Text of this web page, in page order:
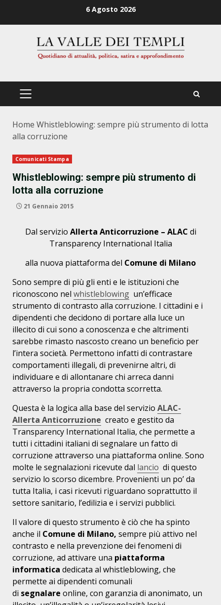
6 Agosto 2026
PRIMÄRES
Home Whistleblowing: sempre più strumento di lotta
alla corruzione
Comunicati Stampa
Whistleblowing: sempre più strumento di
lotta alla corruzione
21 Gennaio 2015
Dal servizio Allerta Anticorruzione – ALAC di
Transparency International Italia
alla nuova piattaforma del Comune di Milano
Sono sempre di più gli enti e le istituzioni che
riconoscono nel whistleblowing un’efficace
strumento di contrasto alla corruzione. I cittadini e i
dipendenti che decidono di portare alla luce un
illecito di cui sono a conoscenza e che altrimenti
sarebbe rimasto nascosto creano un beneficio per
l’intera società. Permettono infatti di contrastare
comportamenti illegali, di prevenirne altri, di
individuare e di allontanare chi arreca danni
attraverso la propria condotta scorretta.
Questa è la logica alla base del servizio ALAC-
Allerta Anticorruzione creato e gestito da
Transparency International Italia, che permette a
tutti i cittadini italiani di segnalare un fatto di
corruzione attraverso una piattaforma online. Sono
molte le segnalazioni ricevute dal lancio di questo
servizio lo scorso dicembre. Provenienti un po’ da
tutta Italia, i casi ricevuti riguardano soprattutto il
settore sanitario, l’edilizia e i servizi pubblici.
Il valore di questo strumento è ciò che ha spinto
anche il Comune di Milano, sempre più attivo nel
contrasto e nella prevenzione dei fenomeni di
corruzione, ad attivare una piattaforma
informatica dedicata al whistleblowing, che
permette ai dipendenti comunali
di segnalare online, con garanzia di anonimato, un